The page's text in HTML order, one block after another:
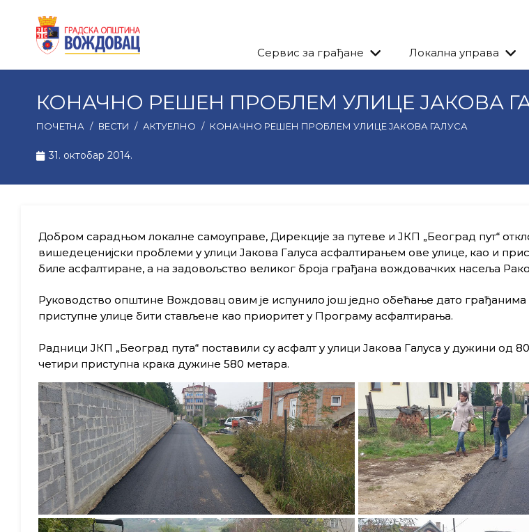
Сервис за грађане Локална управа
КОНАЧНО РЕШЕН ПРОБЛЕМ УЛИЦЕ ЈАКОВА
ПОЧЕТНА / ВЕСТИ / АКТУЕЛНО / КОНАЧНО РЕШЕН ПРОБЛЕМ УЛИЦЕ ЈАКОВА ГАЛУСА
31. октобар 2014.
Добром сарадњом локалне самоуправе, Дирекције за путеве и ЈКП „Београд пут“
вишедеценијски проблеми у улици Јакова Галуса асфалтирањем ове улице, као и
биле асфалтиране, а на задовољство великог броја грађана вождовачких насеља
Руководство општине Вождовац овим је испунило још једно обећање дато грађанима
приступне улице бити стављене као приоритет у Програму асфалтирања.
Радници ЈКП „Београд пута“ поставили су асфалт у улици Јакова Галуса у дужини од
четири приступна крака дужине 580 метара.